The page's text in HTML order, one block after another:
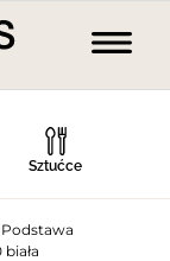
Sztućce